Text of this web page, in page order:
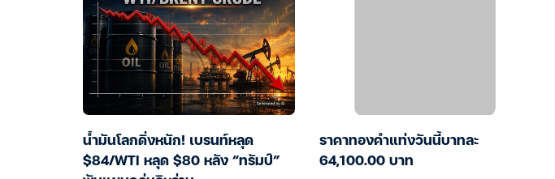
น้ำมันโลกดิ่งหนัก! เบรนท์หลุด
$84/WTI หลุด $80 หลัง “ทรัมป์”
ราคาทองคำแท่งวันนี้บาทละ
64,100.00 บาท